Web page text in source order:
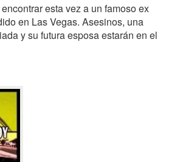
esta vez a un famoso ex
en Las Vegas. Asesinos, una
y su futura esposa estarán en el